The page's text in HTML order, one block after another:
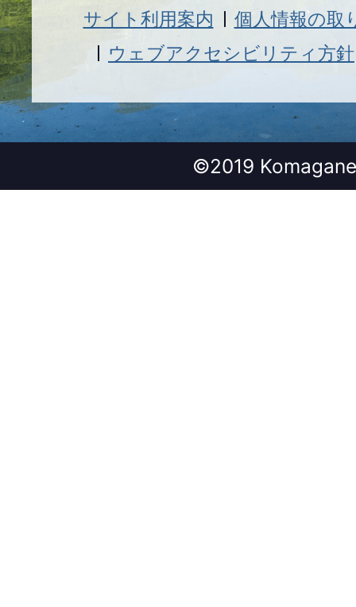
サイト利用案内
個人情報の取
ウェブアクセシビリティ方針
©2019